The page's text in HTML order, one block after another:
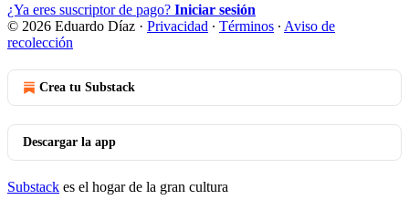
¿Ya eres suscriptor de pago? Iniciar sesión
© 2026 Eduardo Díaz · Privacidad ∙ Términos ∙ Aviso de
recolección
Crea tu Substack
Descargar la app
Substack es el hogar de la gran cultura